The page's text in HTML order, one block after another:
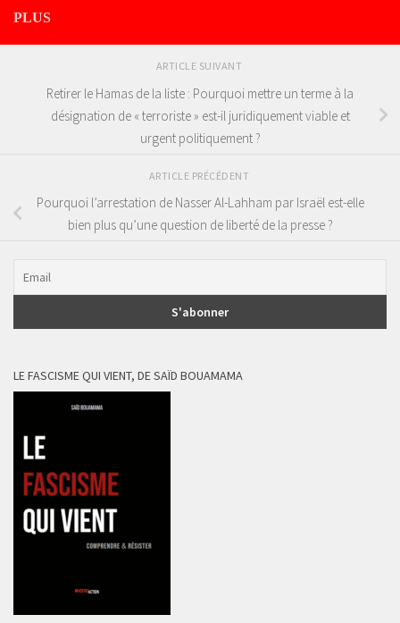
PLUS
ARTICLE SUIVANT
Retirer le Hamas de la liste : Pourquoi mettre un terme à la
désignation de « terroriste » est-il juridiquement viable et
urgent politiquement ?
ARTICLE PRÉCÉDENT
Pourquoi l’arrestation de Nasser Al-Lahham par Israël est-elle
bien plus qu’une question de liberté de la presse ?
LE FASCISME QUI VIENT, DE SAÏD BOUAMAMA